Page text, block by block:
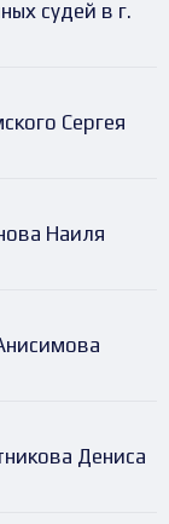
судей в г.
Сергея
Наиля
Дениса